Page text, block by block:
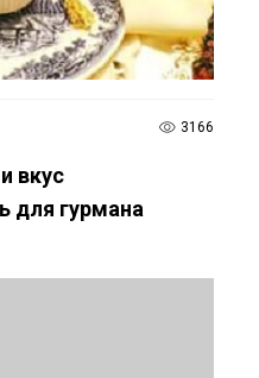
3166
вкус
для гурмана